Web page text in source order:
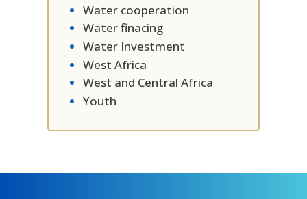
Water cooperation
Water finacing
Water Investment
West Africa
West and Central Africa
Youth